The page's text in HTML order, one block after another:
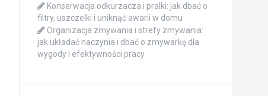
Konserwacja odkurzacza i pralki: jak dbać o
filtry, uszczelki i uniknąć awarii w domu
Organizacja zmywania i strefy zmywania:
jak układać naczynia i dbać o zmywarkę dla
wygody i efektywności pracy